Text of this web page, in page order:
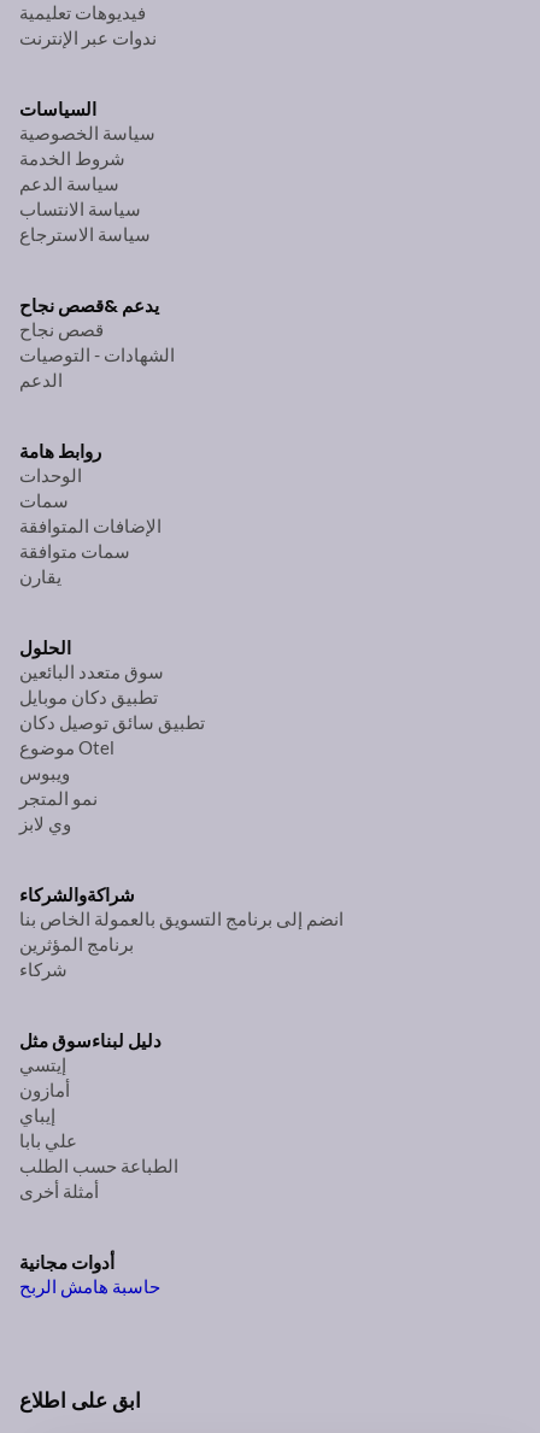
فيديوهات تعليمية
ندوات عبر الإنترنت
السياسات
سياسة الخصوصية
شروط الخدمة
سياسة الدعم
سياسة الانتساب
سياسة الاسترجاع
يدعم &قصص نجاح
قصص نجاح
الشهادات - التوصيات
الدعم
روابط هامة
الوحدات
سمات
الإضافات المتوافقة
سمات متوافقة
يقارن
الحلول
سوق متعدد البائعين
تطبيق دكان موبايل
تطبيق سائق توصيل دكان
موضوع Otel
ويبوس
نمو المتجر
وي لابز
شراكةوالشركاء
انضم إلى برنامج التسويق بالعمولة الخاص بنا
برنامج المؤثرين
شركاء
دليل لبناءسوق مثل
إيتسي
أمازون
إيباي
علي بابا
الطباعة حسب الطلب
أمثلة أخرى
أدوات مجانية
حاسبة هامش الربح
ابق على اطلاع